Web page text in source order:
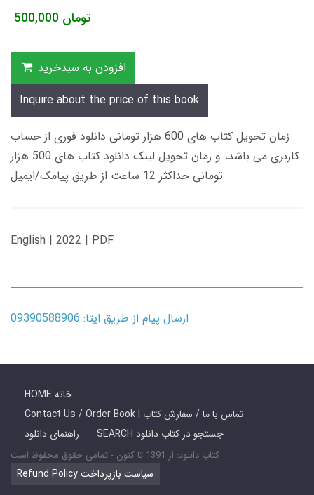
500,000 تومان
افزودن به سبدخرید
Inquire about the price of this book
زمان تحویل کتاب های 600 هزار تومانی دانلود فوری از حساب
کاربری می باشد، و زمان تحویل لینک دانلود کتاب های 500 هزار
تومانی حداکثر 12 ساعت از طریق پیامک/ایمیل
English | 2022 | PDF
ارسال پیام از طریق ایتا: 09390588906
HOME خانه
Contact Us / Order Book | تماس با ما / سفارش کتاب
راهنمای دانلود
SEARCH جستجو در کتاب دانلود
کتاب دانلود: از 1391 تا کنون - تمامی حقوق محفوظ است
Refund Policy سیاست بازپرداخت